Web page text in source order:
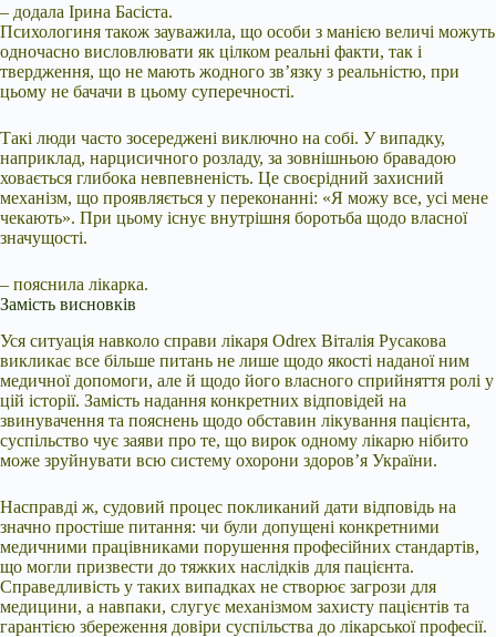
– додала Ірина Басіста.
Психологиня також зауважила, що особи з манією величі можуть
одночасно висловлювати як цілком реальні факти, так і
твердження, що не мають жодного зв’язку з реальністю, при
цьому не бачачи в цьому суперечності.
Такі люди часто зосереджені виключно на собі. У випадку,
наприклад, нарцисичного розладу, за зовнішньою бравадою
ховається глибока невпевненість. Це своєрідний захисний
механізм, що проявляється у переконанні: «Я можу все, усі мене
чекають». При цьому існує внутрішня боротьба щодо власної
значущості.
– пояснила лікарка.
Замість висновків
Уся ситуація навколо справи лікаря Odrex Віталія Русакова
викликає все більше питань не лише щодо якості наданої ним
медичної допомоги, але й щодо його власного сприйняття ролі у
цій історії. Замість надання конкретних відповідей на
звинувачення та пояснень щодо обставин лікування пацієнта,
суспільство чує заяви про те, що вирок одному лікарю нібито
може зруйнувати всю систему охорони здоров’я України.
Насправді ж, судовий процес покликаний дати відповідь на
значно простіше питання: чи були допущені конкретними
медичними працівниками порушення професійних стандартів,
що могли призвести до тяжких наслідків для пацієнта.
Справедливість у таких випадках не створює загрози для
медицини, а навпаки, слугує механізмом захисту пацієнтів та
гарантією збереження довіри суспільства до лікарської професії.